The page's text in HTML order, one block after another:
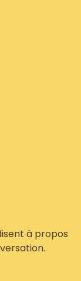
à propos